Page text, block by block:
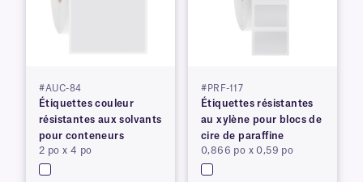
#AUC-84
Étiquettes couleur
résistantes aux solvants
pour conteneurs
2 po x 4 po
#PRF-117
Étiquettes résistantes
au xylène pour blocs de
cire de paraffine
0,866 po x 0,59 po